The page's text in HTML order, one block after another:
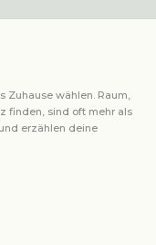
wählen. Raum,
finden, sind oft mehr als
erzählen deine